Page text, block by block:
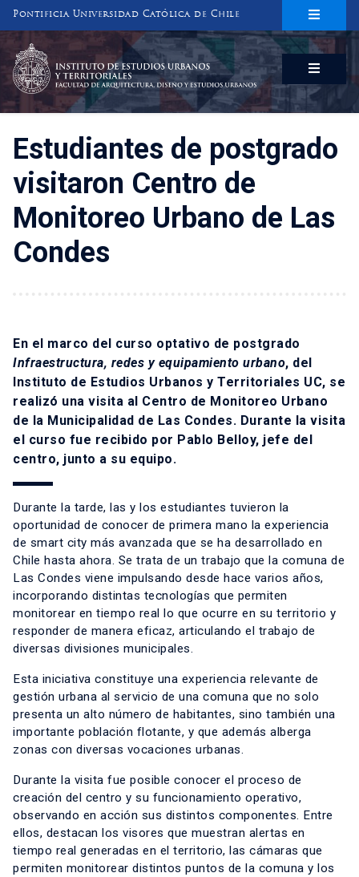
Pontificia Universidad Católica de Chile
INSTITUTO DE ESTUDIOS URBANOS
Y TERRITORIALES
FACULTAD DE ARQUITECTURA, DISEÑO Y ESTUDIOS URBANOS
Estudiantes de postgrado
visitaron Centro de
Monitoreo Urbano de Las
Condes
En el marco del curso optativo de postgrado
Infraestructura, redes y equipamiento urbano, del
Instituto de Estudios Urbanos y Territoriales UC, se
realizó una visita al Centro de Monitoreo Urbano
de la Municipalidad de Las Condes. Durante la visita
el curso fue recibido por Pablo Belloy, jefe del
centro, junto a su equipo.
Durante la tarde, las y los estudiantes tuvieron la
oportunidad de conocer de primera mano la experiencia
de smart city más avanzada que se ha desarrollado en
Chile hasta ahora. Se trata de un trabajo que la comuna de
Las Condes viene impulsando desde hace varios años,
incorporando distintas tecnologías que permiten
monitorear en tiempo real lo que ocurre en su territorio y
responder de manera eficaz, articulando el trabajo de
diversas divisiones municipales.
Esta iniciativa constituye una experiencia relevante de
gestión urbana al servicio de una comuna que no solo
presenta un alto número de habitantes, sino también una
importante población flotante, y que además alberga
zonas con diversas vocaciones urbanas.
Durante la visita fue posible conocer el proceso de
creación del centro y su funcionamiento operativo,
observando en acción sus distintos componentes. Entre
ellos, destacan los visores que muestran alertas en
tiempo real generadas en el territorio, las cámaras que
permiten monitorear distintos puntos de la comuna y los